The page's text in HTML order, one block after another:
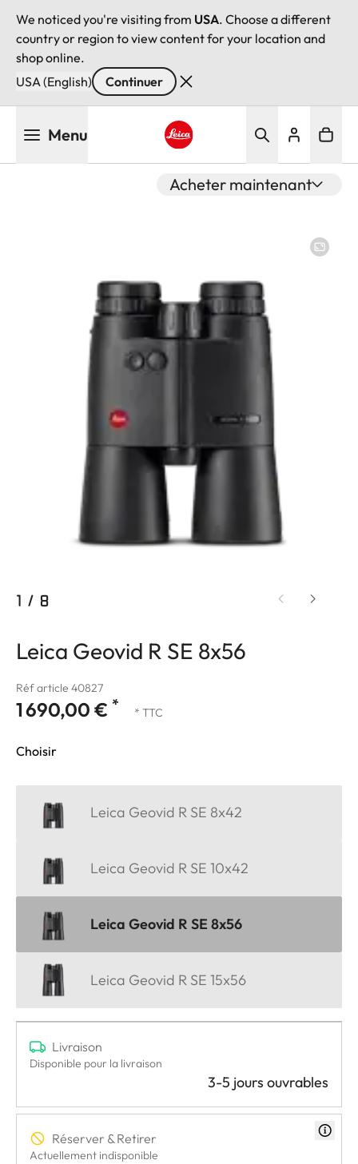
We noticed you're visiting from USA. Choose a different
country or region to view content for your location and
shop online.
USA (English)
Continuer
Menu
Acheter maintenant
1 / 8
Leica Geovid R SE 8x56
Réf article 40827
1 690,00 € * * TTC
Choisir
Leica Geovid R SE 8x42
Leica Geovid R SE 10x42
Leica Geovid R SE 8x56
Leica Geovid R SE 15x56
Livraison
Disponible pour la livraison
3-5 jours ouvrables
Réserver & Retirer
Actuellement indisponible